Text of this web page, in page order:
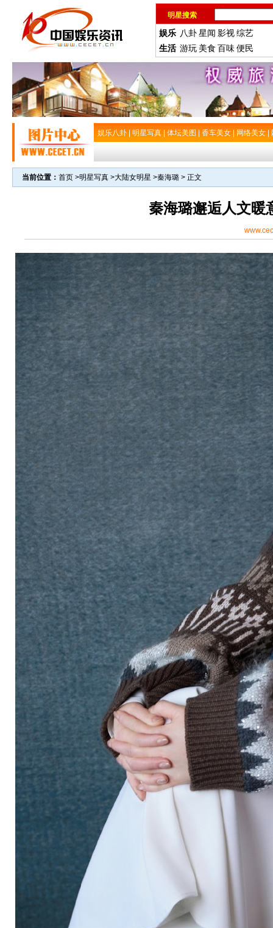
明星搜索
娱乐 八卦星闻 影视综艺
生活 游玩 美食 百味便民
娱乐八卦 明星写真 体坛美图 香车美女 网络美女
当前位置： 首页 >明星写真 >大陆女明星 >秦海璐 > 正文
秦海璐邂逅人文暖